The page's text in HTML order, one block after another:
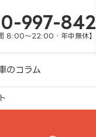
997-842
8:00～22:00・年中無休】
のコラム